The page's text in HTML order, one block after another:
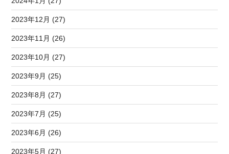
2023年12月 (27)
2023年11月 (26)
2023年10月 (27)
2023年9月 (25)
2023年8月 (27)
2023年7月 (25)
2023年6月 (26)
2023年5月 (27)